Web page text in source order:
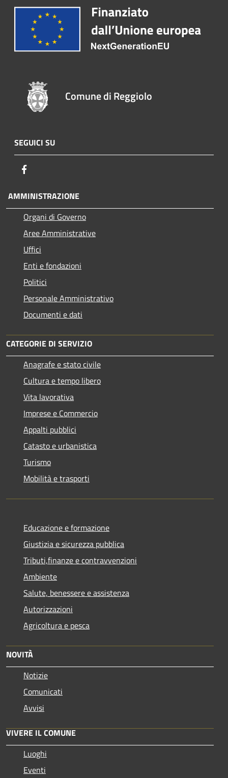
Comune di Reggiolo
SEGUICI SU
AMMINISTRAZIONE
Organi di Governo
Aree Amministrative
Uffici
Enti e fondazioni
Politici
Personale Amministrativo
Documenti e dati
CATEGORIE DI SERVIZIO
Anagrafe e stato civile
Cultura e tempo libero
Vita lavorativa
Imprese e Commercio
Appalti pubblici
Catasto e urbanistica
Turismo
Mobilità e trasporti
Educazione e formazione
Giustizia e sicurezza pubblica
Tributi,finanze e contravvenzioni
Ambiente
Salute, benessere e assistenza
Autorizzazioni
Agricoltura e pesca
NOVITÀ
Notizie
Comunicati
Avvisi
VIVERE IL COMUNE
Luoghi
Eventi